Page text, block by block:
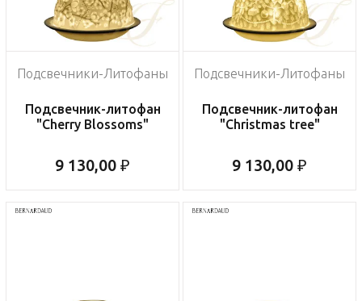
Подсвечники-Литофаны
Подсвечник-литофан
"Cherry Blossoms"
9 130,00 ₽
Подсвечники-Литофаны
Подсвечник-литофан
"Christmas tree"
9 130,00 ₽